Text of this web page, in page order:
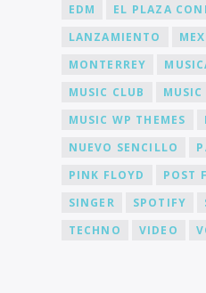
EDM
EL PLAZA
LANZAMIENTO
MONTERREY
MUSIC CLUB
MUSIC
MUSIC WP THEMES
NUEVO SENCILLO
PINK FLOYD
POST
SINGER
SPOTIFY
TECHNO
VIDEO